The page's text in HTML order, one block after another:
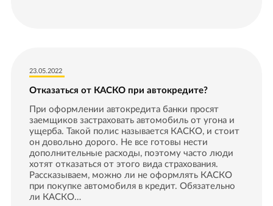
23.05.2022
Отказаться от КАСКО при автокредите?
При оформлении автокредита банки просят
заемщиков застраховать автомобиль от угона и
ущерба. Такой полис называется КАСКО, и стоит
он довольно дорого. Не все готовы нести
дополнительные расходы, поэтому часто люди
хотят отказаться от этого вида страхования.
Рассказываем, можно ли не оформлять КАСКО
при покупке автомобиля в кредит. Обязательно
ли КАСКО…